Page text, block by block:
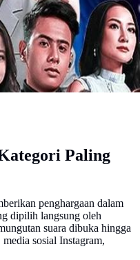
Paling
penghargaan dalam
dipilih langsung oleh
suara dibuka hingga
sosial Instagram,